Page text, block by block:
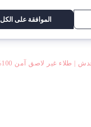
الموافقة على الكل